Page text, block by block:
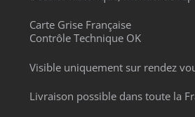
Carte Grise Française
Contrôle Technique OK
Visible uniquement sur rendez
Livraison possible dans toute la